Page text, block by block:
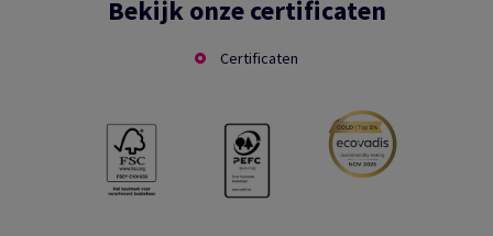
Bekijk onze certificaten
Certificaten